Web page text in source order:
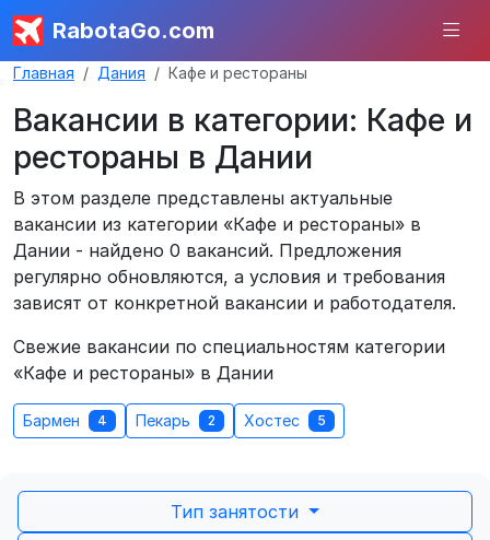
RabotaGo.com
Главная Дания Кафе и рестораны
Вакансии в категории: Кафе и
рестораны в Дании
В этом разделе представлены актуальные
вакансии из категории «Кафе и рестораны» в
Дании - найдено 0 вакансий. Предложения
регулярно обновляются, а условия и требования
зависят от конкретной вакансии и работодателя.
Свежие вакансии по специальностям категории
«Кафе и рестораны» в Дании
Бармен 4 Пекарь 2 Хостес 5
Тип занятости